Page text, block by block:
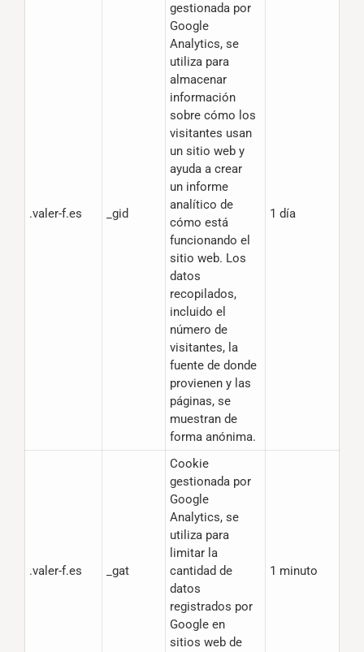
.valer-f.es _gid
gestionada por
Google
Analytics, se
utiliza para
almacenar
información
sobre cómo los
visitantes usan
un sitio web y
ayuda a crear
un informe
analítico de
cómo está
funcionando el
sitio web. Los
datos
recopilados,
incluido el
número de
visitantes, la
fuente de donde
provienen y las
páginas, se
muestran de
forma anónima.
1 día
.valer-f.es _gat
Cookie
gestionada por
Google
Analytics, se
utiliza para
limitar la
cantidad de
datos
registrados por
Google en
sitios web de
1 minuto